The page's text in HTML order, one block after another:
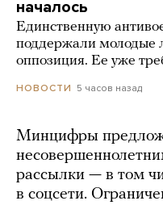
началось
Единственную
поддержали молодые
оппозиция. Ее уже
НОВОСТИ 5 часов назад
Минцифры
рассылки — в том
в соцсети.